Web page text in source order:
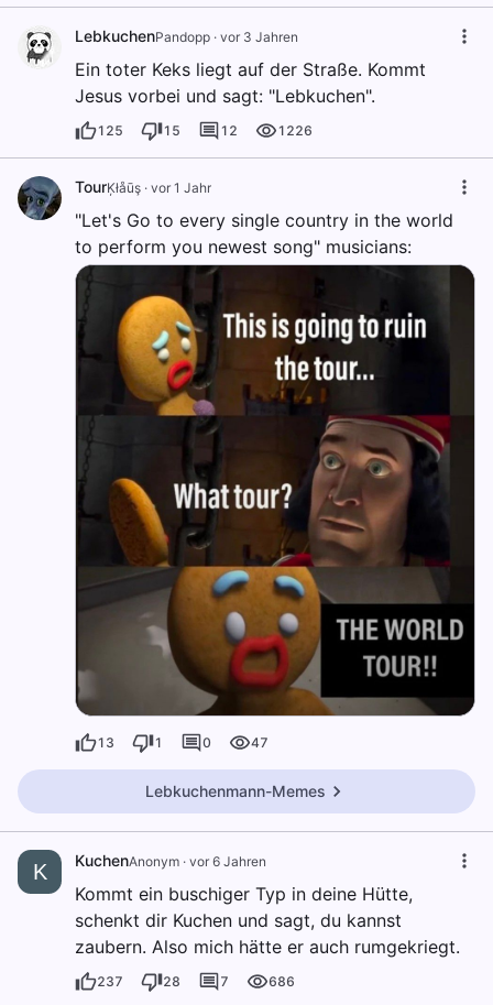
LebkuchenPandopp · vor 3 Jahren
Ein toter Keks liegt auf der Straße. Kommt
Jesus vorbei und sagt: "Lebkuchen".
125 15 12 1226
TourĶłåūş · vor 1 Jahr
"Let's Go to every single country in the world
to perform you newest song" musicians:
13 1 0 47
Lebkuchenmann-Memes
K KuchenAnonym · vor 6 Jahren
Kommt ein buschiger Typ in deine Hütte,
schenkt dir Kuchen und sagt, du kannst
zaubern. Also mich hätte er auch rumgekriegt.
237 28 7 686